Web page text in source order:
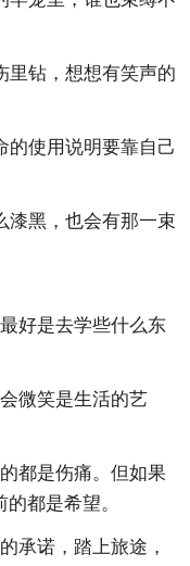
里钻，想想有笑声的
的使用说明要靠自己
漆黑，也会有那一束
好是去学些什么东
微笑是生活的艺
都是伤痛。但如果
都是希望。
承诺，踏上旅途，